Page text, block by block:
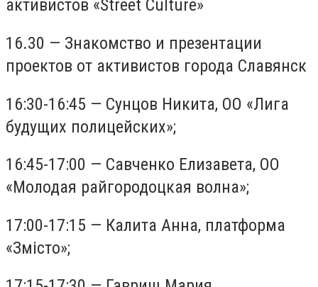
активистов «Street Culture»
16.30 — Знакомство и презентации
проектов от активистов города Славянск
16:30-16:45 — Сунцов Никита, ОО «Лига
будущих полицейских»;
16:45-17:00 — Савченко Елизавета, ОО
«Молодая райгородоцкая волна»;
17:00-17:15 — Калита Анна, платформа
«Змісто»;